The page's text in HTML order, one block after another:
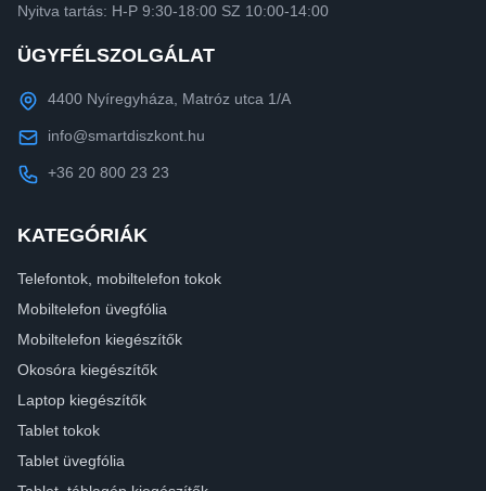
Nyitva tartás: H-P 9:30-18:00 SZ 10:00-14:00
ÜGYFÉLSZOLGÁLAT
4400 Nyíregyháza, Matróz utca 1/A
info@smartdiszkont.hu
+36 20 800 23 23
KATEGÓRIÁK
Telefontok, mobiltelefon tokok
Mobiltelefon üvegfólia
Mobiltelefon kiegészítők
Okosóra kiegészítők
Laptop kiegészítők
Tablet tokok
Tablet üvegfólia